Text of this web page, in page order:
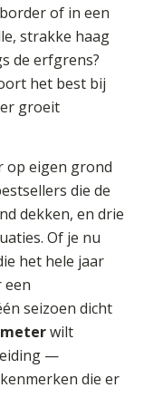
of in een
strakke haag
de erfgrens?
het best bij
groeit
op eigen grond
die de
dekken, en drie
Of je nu
het hele jaar
een
seizoen dicht
wilt
—
die er